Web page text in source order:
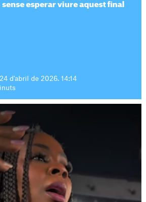
esperar viure aquest final
d'abril de 2026. 14:14